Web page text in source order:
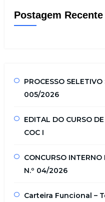
Postagem Recente
PROCESSO
005/2026
EDITAL DO CURSO
COC I
CONCURSO
N.º 04/2026
Carteira Funcional –